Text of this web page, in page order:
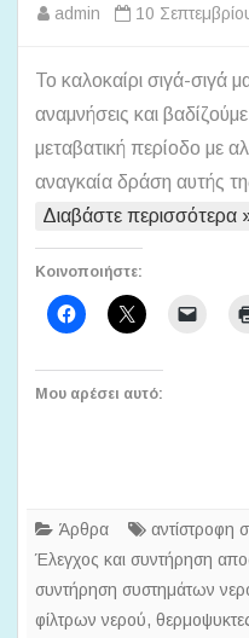
admin 10
Το καλοκαίρι σιγά-σιγά
αναμνήσεις και
μεταβατική περίοδο με
αναγκαία δράση αυτής
Διαβάστε περισσότερα
Κοινοποιήστε:
Μου αρέσει αυτό:
Άρθρα αντίστροφη
Έλεγχος και συντήρηση
συντήρηση συστημάτων
φίλτρων νερού,